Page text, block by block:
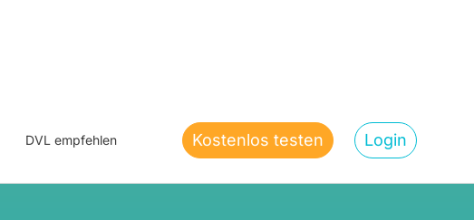
DVL empfehlen Kostenlos testen Login